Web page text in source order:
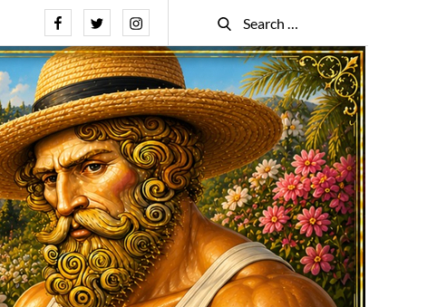
FacebookTwitterInstagram
Search
for:
Search